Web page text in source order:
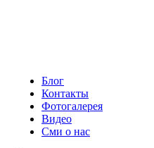
Блог
Контакты
Фотогалерея
Видео
Сми о нас